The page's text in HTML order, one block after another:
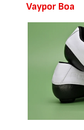
Vaypor Boa